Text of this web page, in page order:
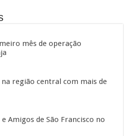
mês de operação
região central com mais de
Amigos de São Francisco no